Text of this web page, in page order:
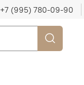
+7 (995) 780-09-90